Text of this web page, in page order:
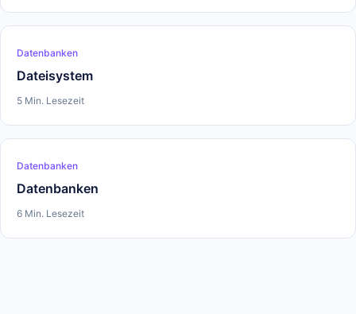
Datenbanken
Dateisystem
5 Min. Lesezeit
Datenbanken
Datenbanken
6 Min. Lesezeit